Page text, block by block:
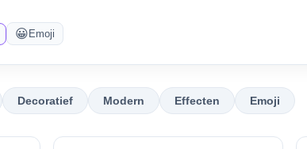
😀 Emoji
Decoratief Modern Effecten Emoji